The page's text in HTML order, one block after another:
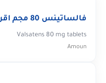
فالساتينس 80 مجم اقراص
Valsatens 80 mg tablets
Amoun